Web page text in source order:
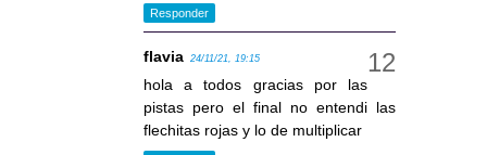
Responder
flavia 24/11/21, 19:15
hola a todos gracias por las
pistas pero el final no entendi las
flechitas rojas y lo de multiplicar